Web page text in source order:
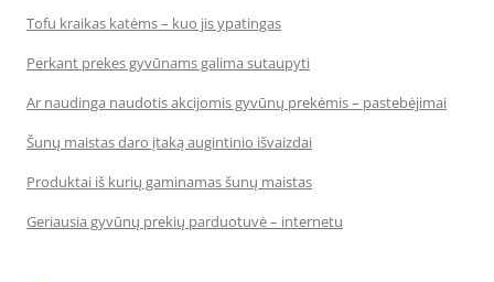
Tofu kraikas katėms – kuo jis ypatingas
Perkant prekes gyvūnams galima sutaupyti
Ar naudinga naudotis akcijomis gyvūnų prekėmis – pastebėjimai
Šunų maistas daro įtaką augintinio išvaizdai
Produktai iš kurių gaminamas šunų maistas
Geriausia gyvūnų prekių parduotuvė – internetu